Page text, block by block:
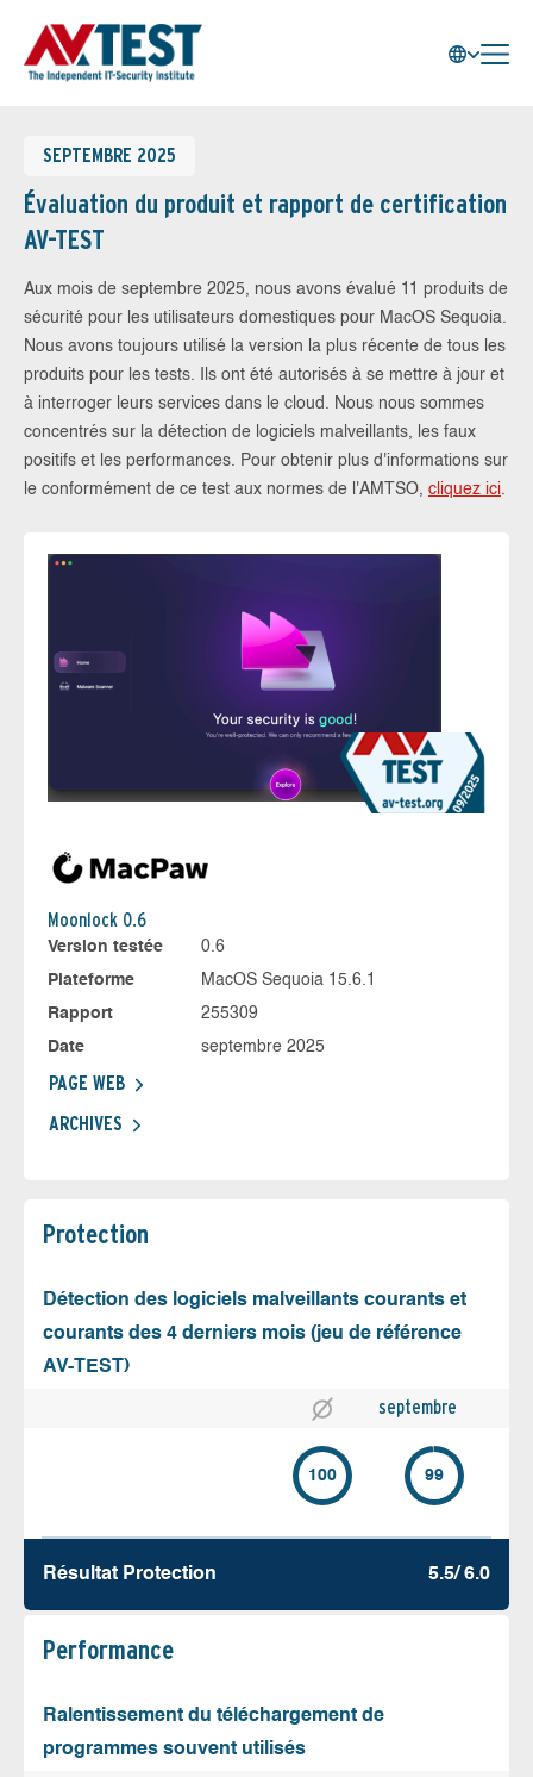
SEPTEMBRE 2025
Évaluation du produit et rapport de certification
AV-TEST
Aux mois de septembre 2025, nous avons évalué 11 produits de
sécurité pour les utilisateurs domestiques pour MacOS Sequoia.
Nous avons toujours utilisé la version la plus récente de tous les
produits pour les tests. Ils ont été autorisés à se mettre à jour et
à interroger leurs services dans le cloud. Nous nous sommes
concentrés sur la détection de logiciels malveillants, les faux
positifs et les performances. Pour obtenir plus d'informations sur
le conformément de ce test aux normes de l'AMTSO, cliquez ici.
Moonlock 0.6
Version testée
0.6
Plateforme
MacOS Sequoia 15.6.1
Rapport
255309
Date
septembre 2025
PAGE WEB
ARCHIVES
Protection
Détection des logiciels malveillants courants et
courants des 4 derniers mois (jeu de référence
AV-TEST)
septembre
100 99
Résultat Protection 5.5/ 6.0
Performance
Ralentissement du téléchargement de
programmes souvent utilisés